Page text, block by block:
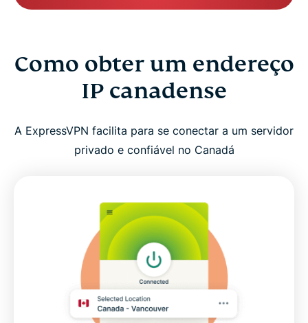
Como obter um endereço
IP canadense
A ExpressVPN facilita para se conectar a um servidor
privado e confiável no Canadá